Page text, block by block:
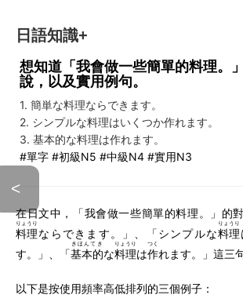
日語知識+
想知道「我會做一些簡單的料理。
說，以及實用例句。
1. 簡単な料理ならできます。
2. シンプルな料理はいくつか作れます。
3. 基本的な料理は作れます。
#單字 #初級N5 #中級N4 #實用N3
<
在日文中，「我會做一些簡單的料理。」的
料理
りょうり
ならできます。」、「シンプルな料理
りょうり
す。」、「基本的
きほんてき
な料理
りょうり
は作
つく
れます。」這三
以下是按使用頻率高低排列的三個例子：